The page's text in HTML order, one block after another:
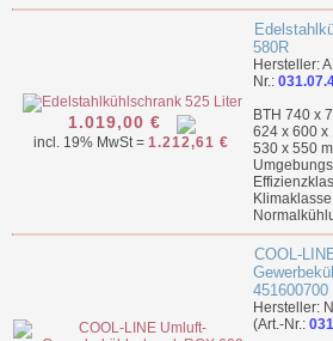
1.019,00 €
incl. 19% MwSt = 1.212,61 €
580R
Hersteller:
Nr.:
BTH 740 x
624 x 600 x
530 x 550
COOL-
451600700
Hersteller:
(Art.-Nr.: